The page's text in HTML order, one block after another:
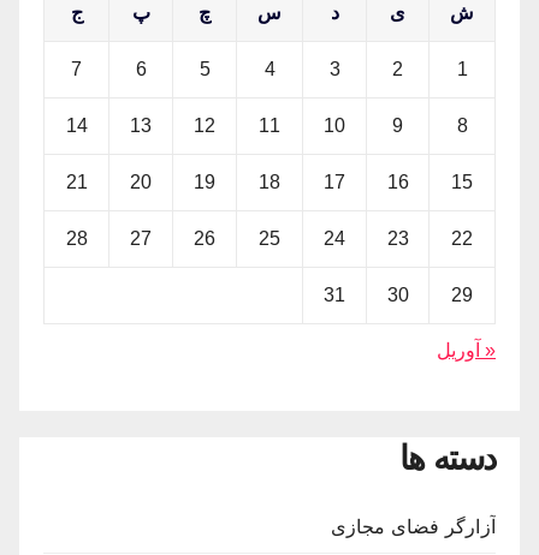
ش ی د س چ پ ج
1
2
3
4
5
6
7
8
9
10
11
12
13
14
15
16
17
18
19
20
21
22
23
24
25
26
27
28
29
30
31
« آوریل
دسته ها
آزارگر فضای مجازی